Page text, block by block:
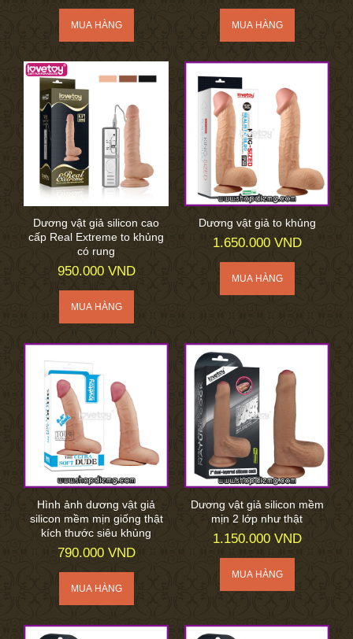
Dương vật giả silicon cao
cấp Real Extreme to khủng
có rung
950.000 VND
Dương vật giả to khủng
1.650.000 VND
Hình ảnh dương vật giả
silicon mềm mịn giống thật
kích thước siêu khủng
790.000 VND
Dương vật giả silicon mềm
mịn 2 lớp như thật
1.150.000 VND